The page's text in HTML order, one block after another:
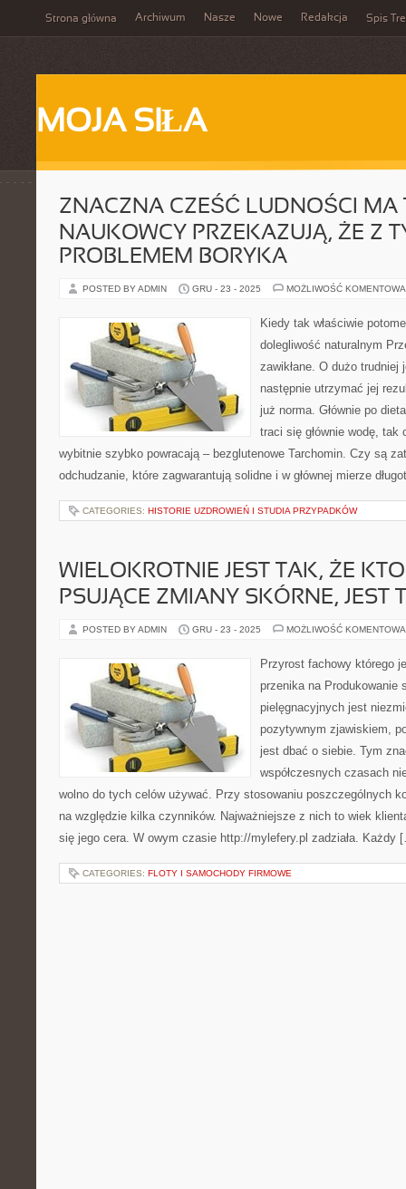
Strona główna Archiwum Nasze Nowe Redakcja Spis
MOJA SIŁA
ZNACZNA CZEŚĆ LUDNOŚCI MA
NAUKOWCY PRZEKAZUJĄ, ŻE Z
PROBLEMEM BORYKA
POSTED BY ADMIN GRU - 23 - 2025 MOŻLIWOŚĆ
Kiedy tak właściwie
dolegliwość naturalnym
zawikłane. O dużo
następnie utrzymać jej
już norma. Głównie po
traci się głównie wodę, tak
wybitnie szybko powracają – bezglutenowe Tarchomin. Czy są
odchudzanie, które zagwarantują solidne i w głównej mierze
CATEGORIES: HISTORIE UZDROWIEŃ I STUDIA PRZYPADKÓW
WIELOKROTNIE JEST TAK, ŻE
PSUJĄCE ZMIANY SKÓRNE, JEST
POSTED BY ADMIN GRU - 23 - 2025 MOŻLIWOŚĆ
Przyrost fachowy którego
przenika na Produkowanie
pielęgnacyjnych jest
pozytywnym zjawiskiem,
jest dbać o siebie. Tym
współczesnych czasach
wolno do tych celów używać. Przy stosowaniu poszczególnych
na względzie kilka czynników. Najważniejsze z nich to wiek
się jego cera. W owym czasie http://mylefery.pl zadziała. Każdy
CATEGORIES: FLOTY I SAMOCHODY FIRMOWE